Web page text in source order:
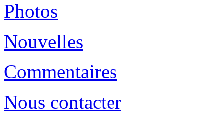
Photos
Nouvelles
Commentaires
Nous contacter